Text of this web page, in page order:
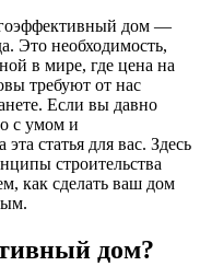
дом —
Это необходимость,
в мире, где цена на
требуют от нас
Если вы давно
с умом и
статья для вас. Здесь
строительства
как сделать ваш дом
дом?